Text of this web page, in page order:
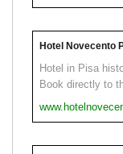
Hotel Novecento
Hotel in Pisa
Book directly to